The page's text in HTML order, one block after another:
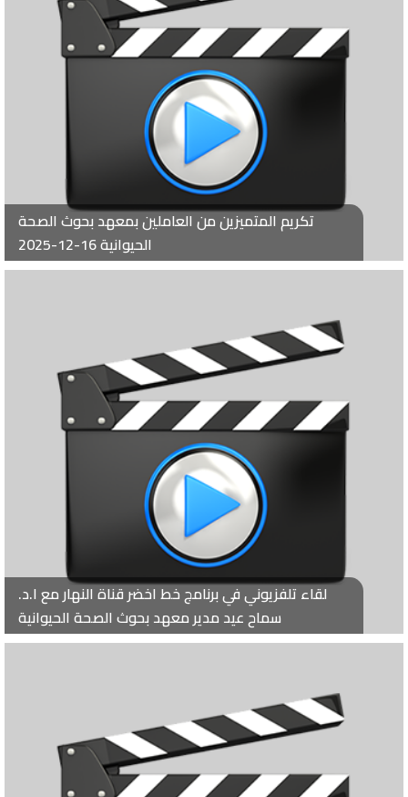
تكريم المتميزين من العاملين بمعهد بحوث الصحة
الحيوانية 16-12-2025
لقاء تلفزيوني في برنامج خط اخضر قناة النهار مع ا.د.
سماح عيد مدير معهد بحوث الصحة الحيوانية